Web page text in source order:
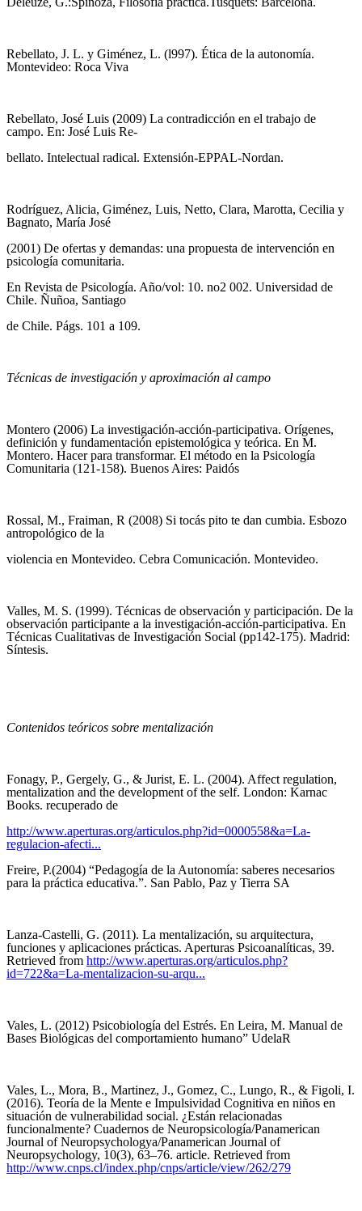
Rebellato, J. L. y Giménez, L. (l997). Ética de la autonomía.
Montevideo: Roca Viva
Rebellato, José Luis (2009) La contradicción en el trabajo de
campo. En: José Luis Re-
bellato. Intelectual radical. Extensión-EPPAL-Nordan.
Rodríguez, Alicia, Giménez, Luis, Netto, Clara, Marotta, Cecilia y
Bagnato, María José
(2001) De ofertas y demandas: una propuesta de intervención en
psicología comunitaria.
En Revista de Psicología. Año/vol: 10. no2 002. Universidad de
Chile. Ñuñoa, Santiago
de Chile. Págs. 101 a 109.
Técnicas de investigación y aproximación al campo
Montero (2006) La investigación-acción-participativa. Orígenes,
definición y fundamentación epistemológica y teórica. En M.
Montero. Hacer para transformar. El método en la Psicología
Comunitaria (121-158). Buenos Aires: Paidós
Rossal, M., Fraiman, R (2008) Si tocás pito te dan cumbia. Esbozo
antropológico de la
violencia en Montevideo. Cebra Comunicación. Montevideo.
Valles, M. S. (1999). Técnicas de observación y participación. De la
observación participante a la investigación-acción-participativa. En
Técnicas Cualitativas de Investigación Social (pp142-175). Madrid:
Síntesis.
Contenidos teóricos sobre mentalización
Fonagy, P., Gergely, G., & Jurist, E. L. (2004). Affect regulation,
mentalization and the development of the self. London: Karnac
Books. recuperado de
http://www.aperturas.org/articulos.php?id=0000558&a=La-
regulacion-afecti...
Freire, P.(2004) “Pedagogía de la Autonomía: saberes necesarios
para la práctica educativa.”. San Pablo, Paz y Tierra SA
Lanza-Castelli, G. (2011). La mentalización, su arquitectura,
funciones y aplicaciones prácticas. Aperturas Psicoanalíticas, 39.
Retrieved from http://www.aperturas.org/articulos.php?
id=722&a=La-mentalizacion-su-arqu...
Vales, L. (2012) Psicobiología del Estrés. En Leira, M. Manual de
Bases Biológicas del comportamiento humano” UdelaR
Vales, L., Mora, B., Martinez, J., Gomez, C., Lungo, R., & Figoli, I.
(2016). Teoría de la Mente e Impulsividad Cognitiva en niños en
situación de vulnerabilidad social. ¿Están relacionadas
funcionalmente? Cuadernos de Neuropsicología/Panamerican
Journal of Neuropsychologya/Panamerican Journal of
Neuropsychology, 10(3), 63–76. article. Retrieved from
http://www.cnps.cl/index.php/cnps/article/view/262/279